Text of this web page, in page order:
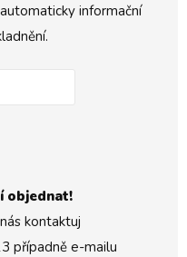
informační
objednat!
kontaktuj
případně e-mailu